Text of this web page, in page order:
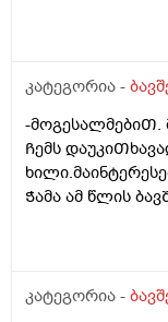
კატეგორია -
-მოგესალმებიᲗ.
Ჩემს
Ჭამა ამ წლის
კატეგორია -